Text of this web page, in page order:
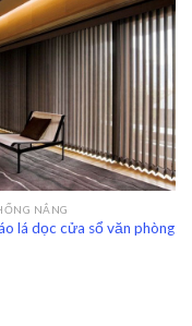
NẮNG
lá dọc cửa sổ văn phòng